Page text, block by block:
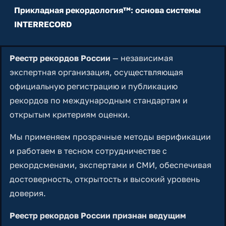
Прикладная рекордология™: основа системы
INTERRECORD
Реестр рекордов России — независимая
экспертная организация, осуществляющая
официальную регистрацию и публикацию
рекордов по международным стандартам и
открытым критериям оценки.
Мы применяем прозрачные методы верификации
и работаем в тесном сотрудничестве с
рекордсменами, экспертами и СМИ, обеспечивая
достоверность, открытость и высокий уровень
доверия.
Реестр рекордов России признан ведущим